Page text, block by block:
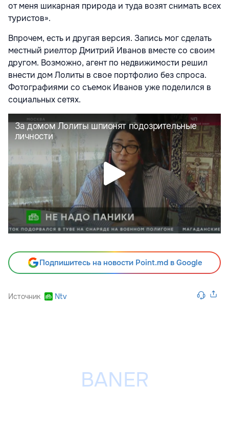
от меня шикарная природа и туда возят снимать всех
туристов».
Впрочем, есть и другая версия. Запись мог сделать
местный риелтор Дмитрий Иванов вместе со своим
другом. Возможно, агент по недвижимости решил
внести дом Лолиты в свое портфолио без спроса.
Фотографиями со съемок Иванов уже поделился в
социальных сетях.
Подпишитесь на новости Point.md в Google
Источник Ntv